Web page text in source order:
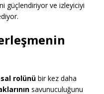
güçlendiriyor ve izleyiciyi
rolünü bir kez daha
savunuculuğunu